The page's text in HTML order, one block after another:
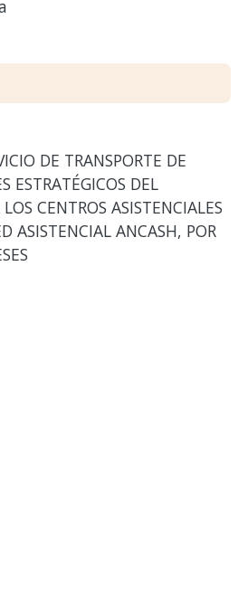
DE TRANSPORTE DE
ESTRATÉGICOS DEL
CENTROS ASISTENCIALES
ASISTENCIAL ANCASH, POR